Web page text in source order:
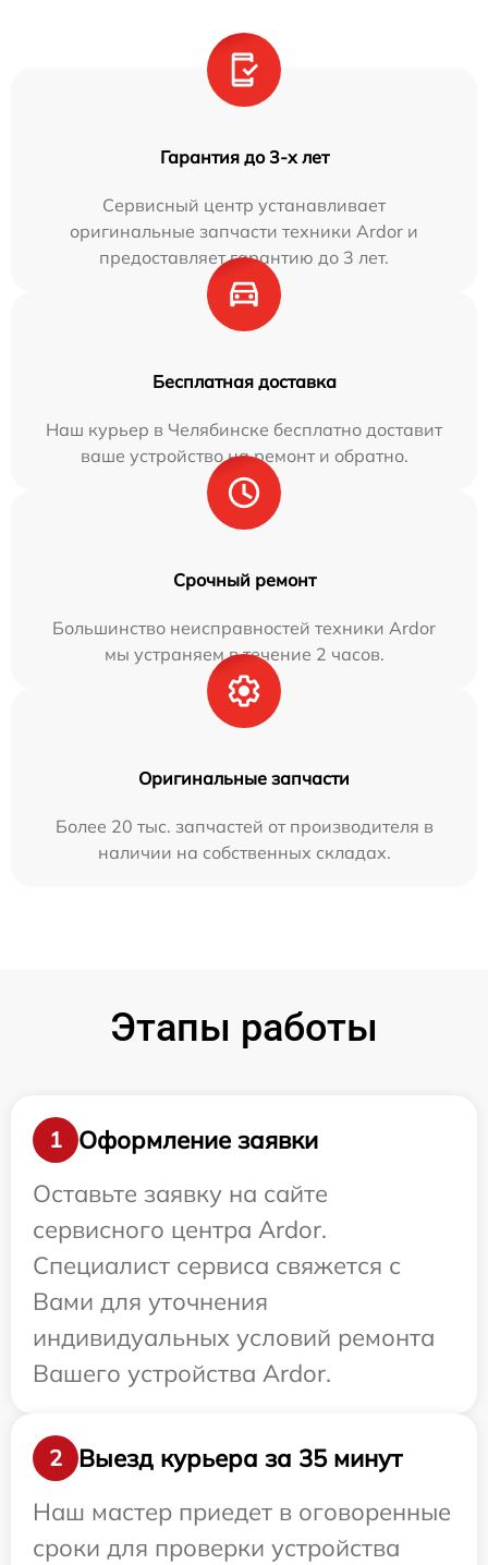
Гарантия до 3-х лет
Сервисный центр устанавливает
оригинальные запчасти техники Ardor и
предоставляет гарантию до 3 лет.
Бесплатная доставка
Наш курьер в Челябинске бесплатно доставит
ваше устройство на ремонт и обратно.
Срочный ремонт
Большинство неисправностей техники Ardor
мы устраняем в течение 2 часов.
Оригинальные запчасти
Более 20 тыс. запчастей от производителя в
наличии на собственных складах.
Этапы работы
1
Оформление заявки
Оставьте заявку на сайте
сервисного центра Ardor.
Специалист сервиса свяжется с
Вами для уточнения
индивидуальных условий ремонта
Вашего устройства Ardor.
2
Выезд курьера за 35 минут
Наш мастер приедет в оговоренные
сроки для проверки устройства